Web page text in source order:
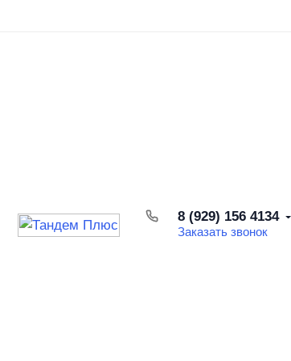
8 (929) 156 4134
Заказать звонок